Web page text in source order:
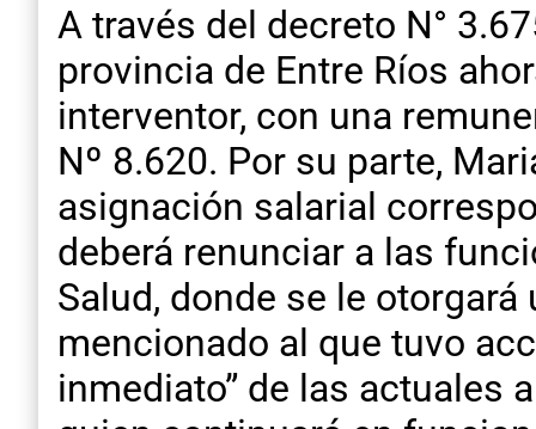
A través del decreto N°
provincia de Entre Ríos
interventor, con una
Nº 8.620. Por su parte,
asignación salarial
deberá renunciar a las
Salud, donde se le
mencionado al que tuvo
inmediato” de las actuales